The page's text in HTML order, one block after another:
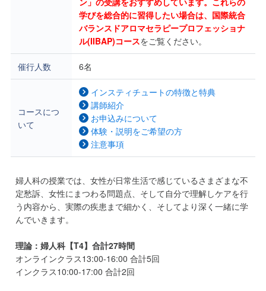
学びを総合的に習得したい場合は、国際統合
バランスドアロマセラピープロフェッショナ
ル(IIBAP)コースをご覧ください。
催行人数 6名
コースにつ
いて
インスティチュートの特徴と特典
講師紹介
お申込みについて
体験・説明をご希望の方
注意事項
婦人科の授業では、女性が日常生活で感じているさまざまな不
定愁訴、女性にまつわる問題点、そして自分で理解しケアを行
う内容から、実際の疾患まで細かく、そしてより深く一緒に学
んでいきます。
理論：婦人科【T4】合計27時間
オンラインクラス13:00-16:00 合計5回
インクラス10:00-17:00 合計2回